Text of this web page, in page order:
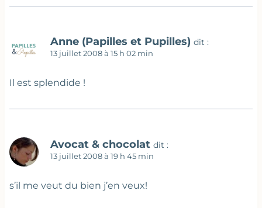
Anne (Papilles et Pupilles) dit :
13 juillet 2008 à 15 h 02 min
Il est splendide !
Avocat & chocolat dit :
13 juillet 2008 à 19 h 45 min
s’il me veut du bien j’en veux!